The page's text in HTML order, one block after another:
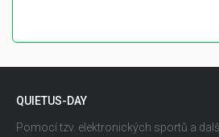
QUIETUS-DAY
Pomocí tzv. elektronických sportů a